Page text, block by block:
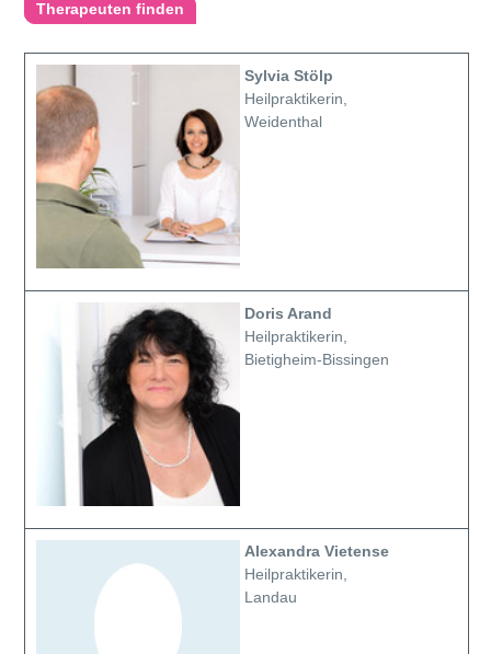
Therapeuten finden
Sylvia Stölp
Heilpraktikerin,
Weidenthal
Doris Arand
Heilpraktikerin,
Bietigheim-Bissingen
Alexandra Vietense
Heilpraktikerin,
Landau